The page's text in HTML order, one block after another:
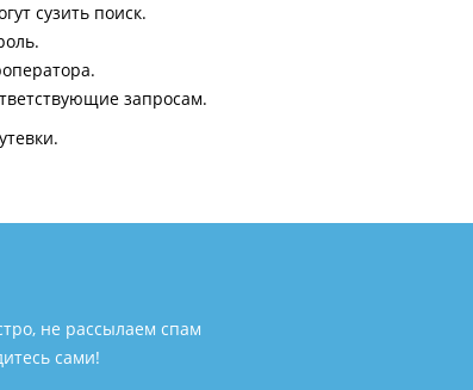
сузить поиск.
запросам.
не рассылаем спам
сами!